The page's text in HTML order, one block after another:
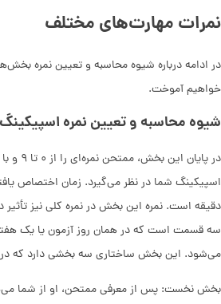
نمرات مهارت‌های مختلف
خواهیم آموخت.
شیوه محاسبه و تعیین نمره
در
سه قسمت است که در همان روز آزمون یا یک
‌می‌شود. این بخش ساختاری سه بخشی دارد که در
بخش نخست: پس از معرفی ممتحن، او از شما